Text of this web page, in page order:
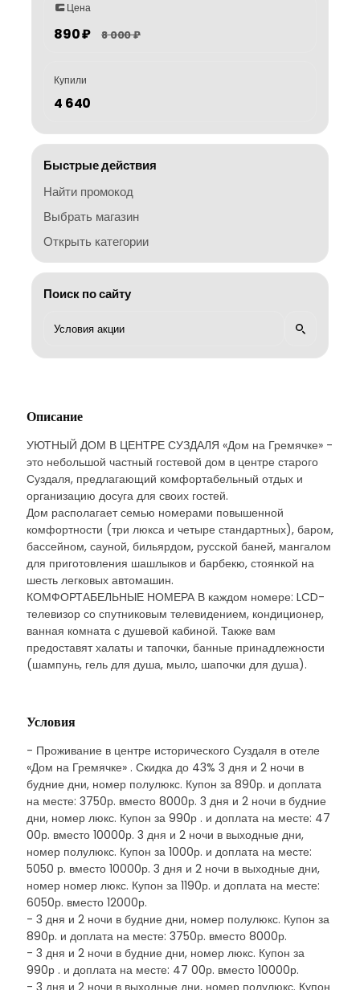
Цена
890 ₽ 8 000 ₽
Купили
4 640
Быстрые действия
Найти промокод
Выбрать магазин
Открыть категории
Поиск по сайту
Описание
УЮТНЫЙ ДОМ В ЦЕНТРЕ СУЗДАЛЯ «Дом на Гремячке» -
это небольшой частный гостевой дом в центре старого
Суздаля, предлагающий комфортабельный отдых и
организацию досуга для своих гостей.
Дом располагает семью номерами повышенной
комфортности (три люкса и четыре стандартных), баром,
бассейном, сауной, бильярдом, русской баней, мангалом
для приготовления шашлыков и барбекю, стоянкой на
шесть легковых автомашин.
КОМФОРТАБЕЛЬНЫЕ НОМЕРА В каждом номере: LCD-
телевизор со спутниковым телевидением, кондиционер,
ванная комната с душевой кабиной. Также вам
предоставят халаты и тапочки, банные принадлежности
(шампунь, гель для душа, мыло, шапочки для душа).
Условия
- Проживание в центре исторического Суздаля в отеле
«Дом на Гремячке» . Скидка до 43% 3 дня и 2 ночи в
будние дни, номер полулюкс. Купон за 890р. и доплата
на месте: 3750р. вместо 8000р. 3 дня и 2 ночи в будние
дни, номер люкс. Купон за 990р . и доплата на месте: 47
00р. вместо 10000р. 3 дня и 2 ночи в выходные дни,
номер полулюкс. Купон за 1000р. и доплата на месте:
5050 р. вместо 10000р. 3 дня и 2 ночи в выходные дни,
номер номер люкс. Купон за 1190р. и доплата на месте:
6050р. вместо 12000р.
- 3 дня и 2 ночи в будние дни, номер полулюкс. Купон за
890р. и доплата на месте: 3750р. вместо 8000р.
- 3 дня и 2 ночи в будние дни, номер люкс. Купон за
990р . и доплата на месте: 47 00р. вместо 10000р.
- 3 дня и 2 ночи в выходные дни, номер полулюкс. Купон